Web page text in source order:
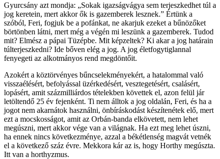
Gyurcsány azt mondja: „Sokak igazságvágya sem terjeszkedhet túl a
jog keretein, mert akkor ők is gazemberek lesznek.” Értünk a
szóból, Feri, fogjuk be a pofánkat, ne akarjuk ezeket a bűnözőket
börtönben látni, mert még a végén mi leszünk a gazemberek. Tudod
mit? Elmész a pápai Tüzépbe. Mit képzeltek? Ki akar a jog határain
túlterjeszkedni? Ide bőven elég a jog. A jog életfogytiglannal
fenyegeti az alkotmányos rend megdöntőit.
Azokért a köztörvényes bűncselekményekért, a hatalommal való
visszaélésért, befolyással üzérkedésért, vesztegetésért, csalásért,
lopásért, amit százmilliárdos tételekben követtek el, azon felül jár
letöltendő 25 év fejenként. Ti nem álltok a jog oldalán, Feri, és ha a
jogot nem akarnátok használni, önbíráskodást készítenétek elő, mert
ezt a mocskosságot, amit az Orbán-banda elkövetett, nem lehet
megúszni, mert akkor vége van a világnak. Ha ezt meg lehet úszni,
ha ennek nincs következménye, azzal a békétlenség magvát vetnék
el a következő száz évre. Mekkora kár az is, hogy Horthy megúszta.
Itt van a horthyzmus.